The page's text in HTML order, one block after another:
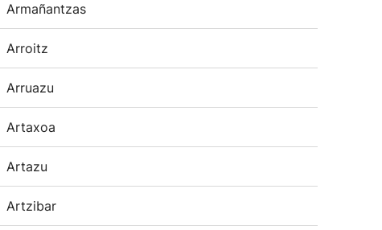
Armañantzas
Arroitz
Arruazu
Artaxoa
Artazu
Artzibar